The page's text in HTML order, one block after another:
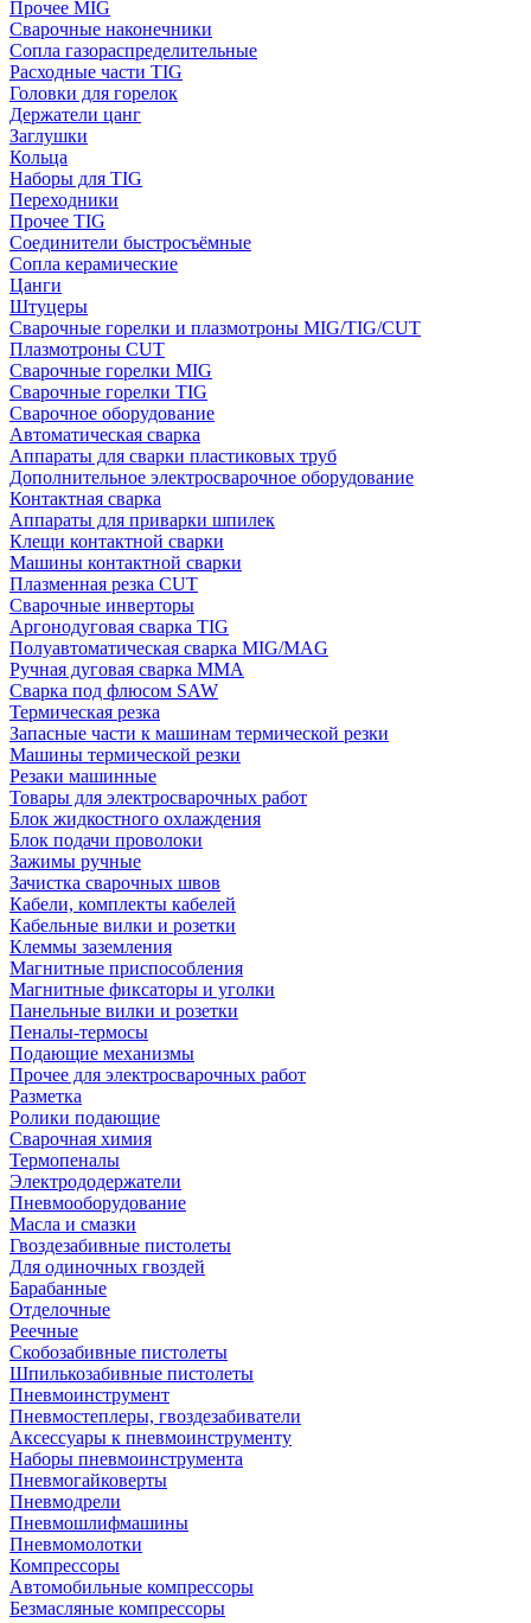
Прочее MIG
Сварочные наконечники
Сопла газораспределительные
Расходные части TIG
Головки для горелок
Держатели цанг
Заглушки
Кольца
Наборы для TIG
Переходники
Прочее TIG
Соединители быстросъёмные
Сопла керамические
Цанги
Штуцеры
Сварочные горелки и плазмотроны MIG/TIG/CUT
Плазмотроны CUT
Сварочные горелки MIG
Сварочные горелки TIG
Сварочное оборудование
Автоматическая сварка
Аппараты для сварки пластиковых труб
Дополнительное электросварочное оборудование
Контактная сварка
Аппараты для приварки шпилек
Клещи контактной сварки
Машины контактной сварки
Плазменная резка CUT
Сварочные инверторы
Аргонодуговая сварка TIG
Полуавтоматическая сварка MIG/MAG
Ручная дуговая сварка MMA
Сварка под флюсом SAW
Термическая резка
Запасные части к машинам термической резки
Машины термической резки
Резаки машинные
Товары для электросварочных работ
Блок жидкостного охлаждения
Блок подачи проволоки
Зажимы ручные
Зачистка сварочных швов
Кабели, комплекты кабелей
Кабельные вилки и розетки
Клеммы заземления
Магнитные приспособления
Магнитные фиксаторы и уголки
Панельные вилки и розетки
Пеналы-термосы
Подающие механизмы
Прочее для электросварочных работ
Разметка
Ролики подающие
Сварочная химия
Термопеналы
Электрододержатели
Пневмооборудование
Масла и смазки
Гвоздезабивные пистолеты
Для одиночных гвоздей
Барабанные
Отделочные
Реечные
Скобозабивные пистолеты
Шпилькозабивные пистолеты
Пневмоинструмент
Пневмостеплеры, гвоздезабиватели
Аксессуары к пневмоинструменту
Наборы пневмоинструмента
Пневмогайковерты
Пневмодрели
Пневмошлифмашины
Пневмомолотки
Компрессоры
Автомобильные компрессоры
Безмасляные компрессоры